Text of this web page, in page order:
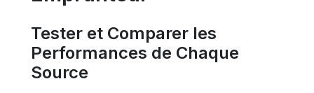
Tester et Comparer les
Performances de Chaque
Source